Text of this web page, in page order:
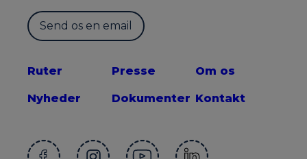
Send os en email
Ruter
Nyheder
Presse
Dokumenter
Om os
Kontakt